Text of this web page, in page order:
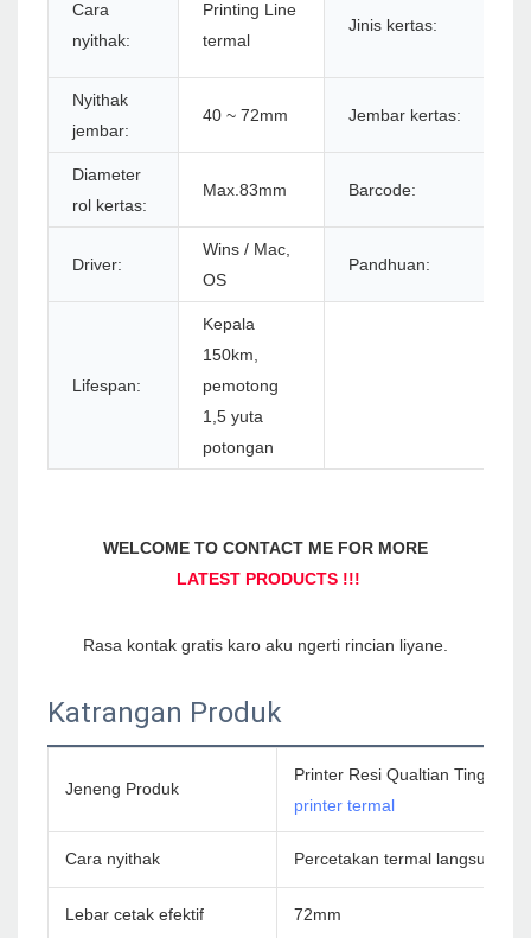
Cara
nyithak:
Printing Line
termal
Jinis kertas:
Nyithak
jembar:
40 ~ 72mm Jembar kertas:
Diameter
rol kertas:
Max.83mm Barcode:
Driver:
Wins / Mac,
OS
Pandhuan:
Lifespan:
Kepala
150km,
pemotong
1,5 yuta
potongan
Katrangan Produk
Jeneng Produk
Printer Resi Qualtian Tinggi
printer termal
Cara nyithak Percetakan termal langsung
Lebar cetak efektif 72mm